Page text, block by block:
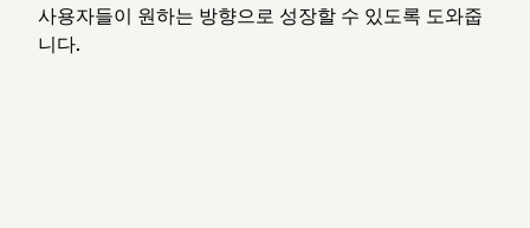
사용자들이 원하는 방향으로 성장할 수 있도록 도와줍
니다.